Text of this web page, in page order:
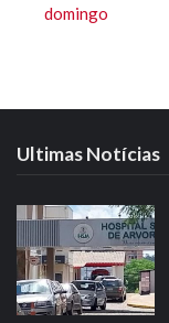
domingo
Ultimas Notícias